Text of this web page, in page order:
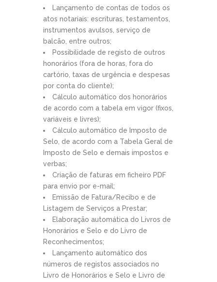
Lançamento de contas de todos os
atos notariais: escrituras, testamentos,
instrumentos avulsos, serviço de
balcão, entre outros;
Possibilidade de registo de outros
honorários (fora de horas, fora do
cartório, taxas de urgência e despesas
por conta do cliente);
Cálculo automático dos honorários
de acordo com a tabela em vigor (fixos,
variáveis e livres);
Cálculo automático de Imposto de
Selo, de acordo com a Tabela Geral de
Imposto de Selo e demais impostos e
verbas;
Criação de faturas em ficheiro PDF
para envio por e-mail;
Emissão de Fatura/Recibo e de
Listagem de Serviços a Prestar;
Elaboração automática do Livros de
Honorários e Selo e do Livro de
Reconhecimentos;
Lançamento automático dos
números de registos associados no
Livro de Honorários e Selo e Livro de